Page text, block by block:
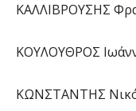
ΚΑΛΛΙΒΡΟΥΣΗΣ
ΚΟΥΛΟΥΘΡΟΣ
ΚΩΝΣΤΑΝΤΗΣ